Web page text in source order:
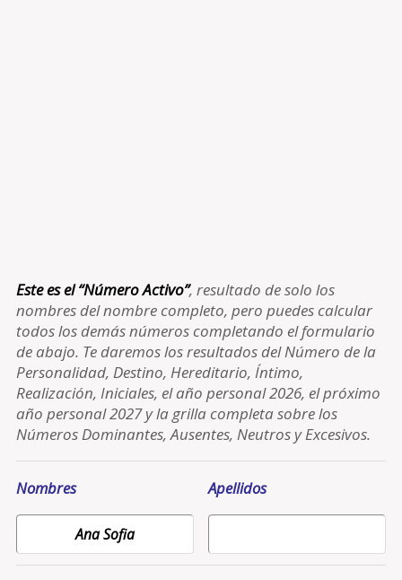
Este es el “Número Activo”, resultado de solo los
nombres del nombre completo, pero puedes calcular
todos los demás números completando el formulario
de abajo. Te daremos los resultados del Número de la
Personalidad, Destino, Hereditario, Íntimo,
Realización, Iniciales, el año personal 2026, el próximo
año personal 2027 y la grilla completa sobre los
Números Dominantes, Ausentes, Neutros y Excesivos.
Nombres Apellidos